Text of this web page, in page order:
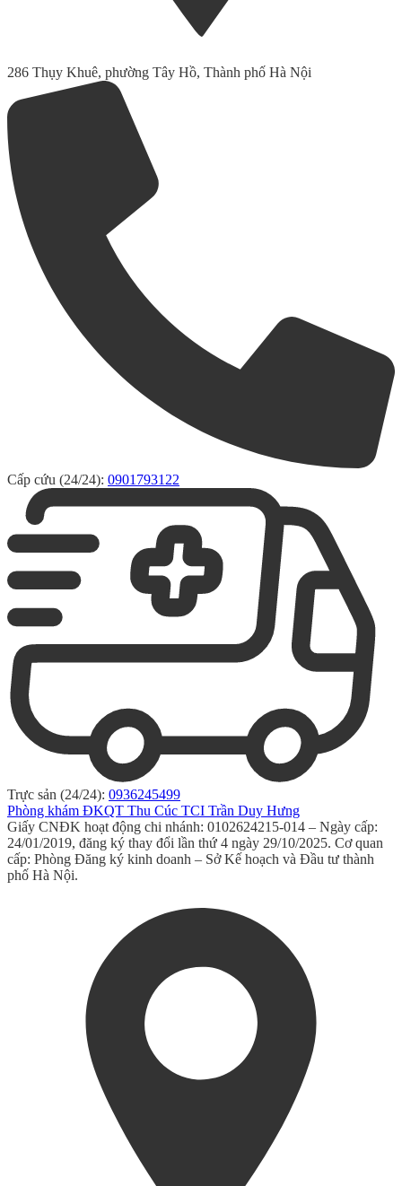
286 Thụy Khuê, phường Tây Hồ, Thành phố Hà Nội
Cấp cứu (24/24): 0901793122
Trực sản (24/24): 0936245499
Phòng khám ĐKQT Thu Cúc TCI Trần Duy Hưng
Giấy CNĐK hoạt động chi nhánh: 0102624215-014 – Ngày cấp:
24/01/2019, đăng ký thay đổi lần thứ 4 ngày 29/10/2025. Cơ quan
cấp: Phòng Đăng ký kinh doanh – Sở Kế hoạch và Đầu tư thành
phố Hà Nội.